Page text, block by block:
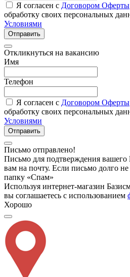
Я согласен с Договором Оферты
обработку своих персональных
Условиями
Отправить
Откликнуться на вакансию
Имя
Телефон
Я согласен с Договором Оферты
обработку своих персональных
Условиями
Отправить
Письмо отправлено!
Письмо для подтверждения
вам на почту. Если письмо долго не
папку «Спам»
Используя интернет-магазин
вы соглашаетесь с использованием
Хорошо